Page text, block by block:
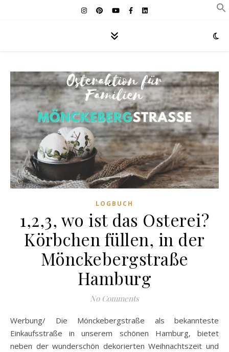
LOGBUCH
1,2,3, wo ist das Osterei?
Körbchen füllen, in der
Mönckebergstraße
Hamburg
No Comments
Werbung/ Die Mönckebergstraße als bekannteste
Einkaufsstraße in unserem schönen Hamburg, bietet
neben der wunderschön dekorierten Weihnachtszeit und